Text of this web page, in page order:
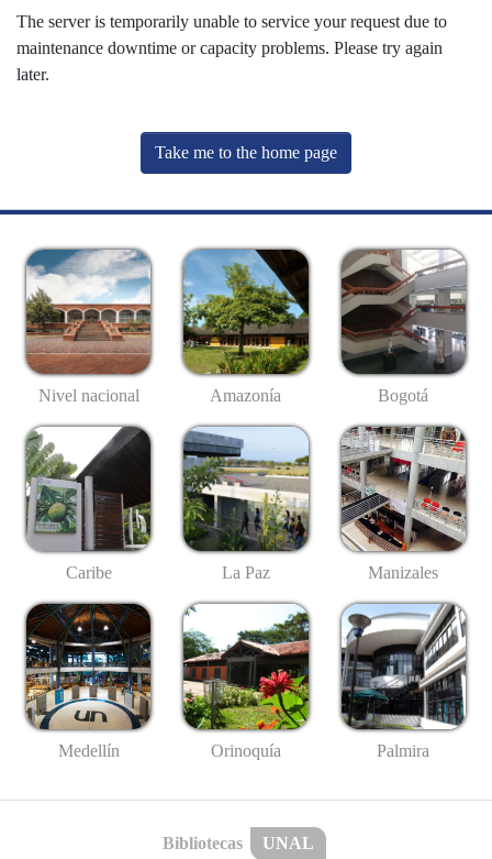
The server is temporarily unable to service your request due to
maintenance downtime or capacity problems. Please try again
later.
Take me to the home page
Nivel nacional Amazonía Bogotá
Caribe La Paz Manizales
Medellín Orinoquía Palmira
Bibliotecas UNAL